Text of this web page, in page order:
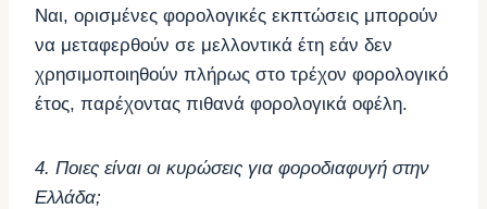
Ναι, ορισμένες φορολογικές εκπτώσεις μπορούν
να μεταφερθούν σε μελλοντικά έτη εάν δεν
χρησιμοποιηθούν πλήρως στο τρέχον φορολογικό
έτος, παρέχοντας πιθανά φορολογικά οφέλη.
4. Ποιες είναι οι κυρώσεις για φοροδιαφυγή στην
Ελλάδα;